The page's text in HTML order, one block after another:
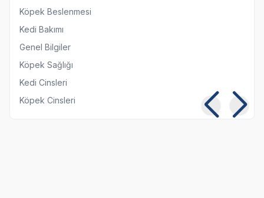
Köpek Beslenmesi
Kedi Bakımı
Genel Bilgiler
Köpek Sağlığı
Kedi Cinsleri
Köpek Cinsleri